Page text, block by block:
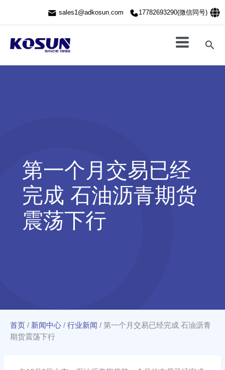
sales1@adkosun.com 17782693290(微信同号)
搜
索
第一个月交易已经
完成 石油沥青期货
震荡下行
首页 / 新闻中心 / 行业新闻 / 第一个月交易已经完成 石油沥青
期货震荡下行